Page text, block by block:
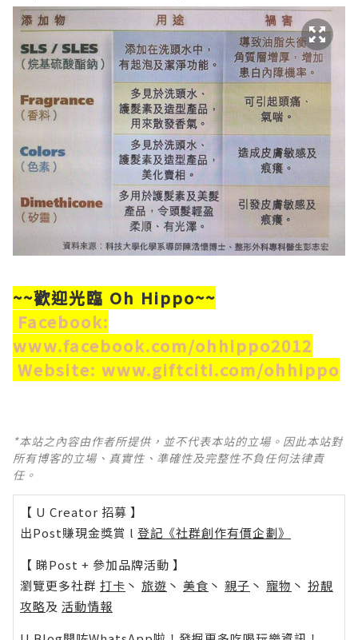
~~歡迎光臨 Oh Hippo~~
Facebook:
www.facebook.com/ohhippo2012
Website: www.giftciti.com/ohhippo
*本站之內容由作者所提供，並不代表本站的立場。因此本站對
所有博客的立場、真實性、準確性及完整性不負任何法律責
任。
【 U Creator 招募 】
出Post賺現金獎賞 l 登記《社群創作有價企劃》
【 睇Post + 參加品牌活動 】
瀏覽更多社群 打卡 丶 旅遊 丶 美食 丶 親子 丶 寵物 丶 扮靚
攻略及 活動情報